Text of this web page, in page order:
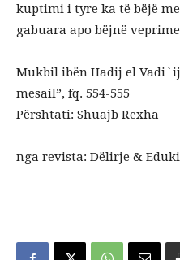
kuptimi i tyre ka të bëjë
gabuara apo bëjnë
Mukbil ibën Hadij el
mesail”, fq. 554-555
Përshtati: Shuajb Rexha
nga revista: Dëlirje &